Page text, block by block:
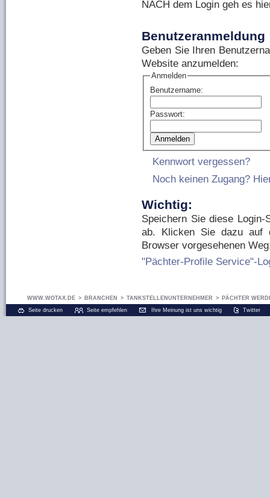
NACH dem Login geh es
Benutzeranmeldung
Geben Sie Ihren
Website anzumelden:
Anmelden
Benutzername:
Passwort:
Kennwort vergessen?
Noch keinen Zugang?
Wichtig:
Speichern Sie diese
ab. Klicken Sie dazu auf
Browser vorgesehenen
"Pächter-Profile Service"-
WWW.WOTAX.DE > BRANCHEN > TANKSTELLENUNTERNEHMER >
PÄCHTER
Seite drucken
Seite empfehlen Ihre Meinung ist uns wichtig Twitter